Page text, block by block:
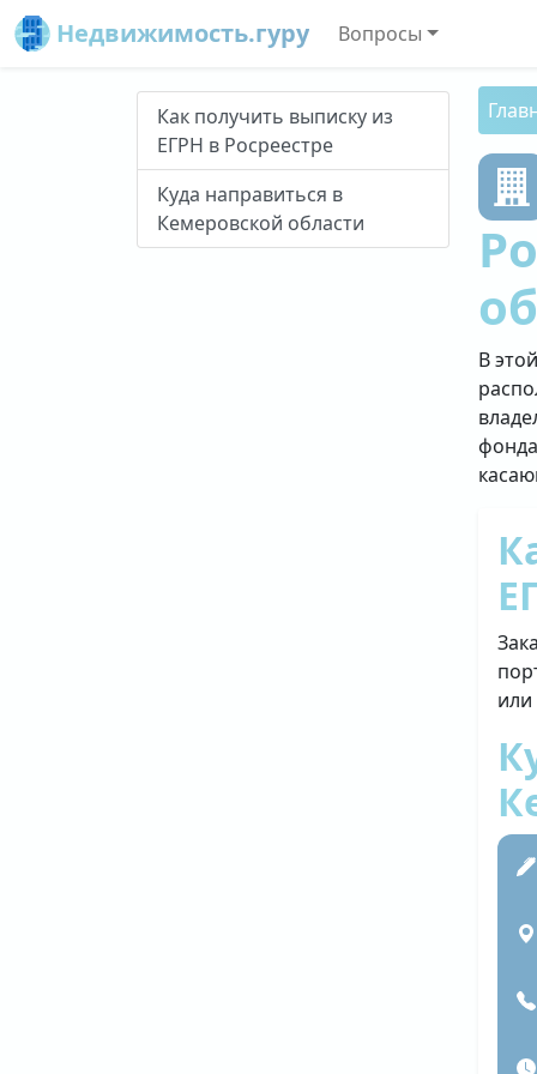
Недвижимость.гуру Вопросы
Как получить выписку из
ЕГРН в Росреестре
Куда направиться в
Кемеровской области
В